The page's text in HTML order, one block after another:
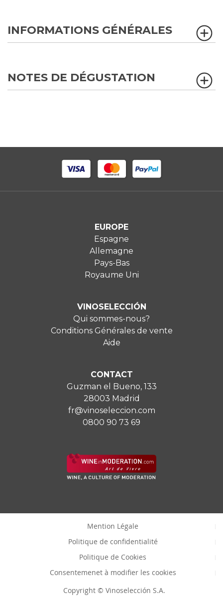
INFORMATIONS GÉNÉRALES
NOTES DE DÉGUSTATION
EUROPE
Espagne
Allemagne
Pays-Bas
Royaume Uni
VINOSELECCIÓN
Qui sommes-nous?
Conditions Générales de vente
Aide
CONTACT
Guzman el Bueno, 133
28003 Madrid
fr@vinoseleccion.com
0800 90 73 69
Mention Légale
Politique de confidentialité
Politique de Cookies
Consentemenet à modifier les cookies
Copyright © Vinoselección S.A.